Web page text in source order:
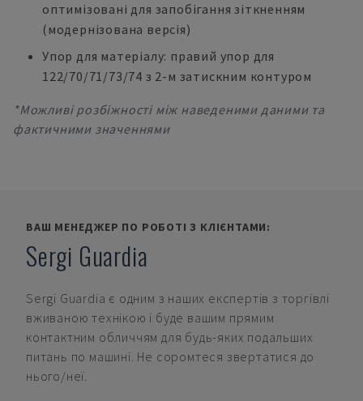
оптимізовані для запобігання зіткненням
(модернізована версія)
Упор для матеріалу: правий упор для
122/70/71/73/74 з 2-м затискним контуром
*Можливі розбіжності між наведеними даними та
фактичними значеннями
ВАШ МЕНЕДЖЕР ПО РОБОТІ З КЛІЄНТАМИ:
Sergi Guardia
Sergi Guardia є одним з наших експертів з торгівлі
вживаною технікою і буде вашим прямим
контактним обличчям для будь-яких подальших
питань по машині. Не соромтеся звертатися до
нього/неї.